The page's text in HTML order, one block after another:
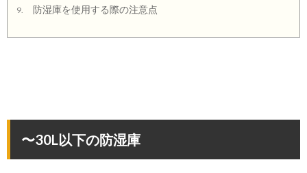
9. 防湿庫を使用する際の注意点
〜30L以下の防湿庫